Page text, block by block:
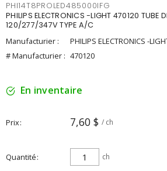
PHI14T8PROLED485000IFG
PHILIPS ELECTRONICS -LIGHT 470120 TUBE
120/277/347V TYPE A/C
Manufacturier :
PHILIPS ELECTRONICS -
# Manufacturier : 470120
En inventaire
Prix 7,60 $ / ch
Quantité ch